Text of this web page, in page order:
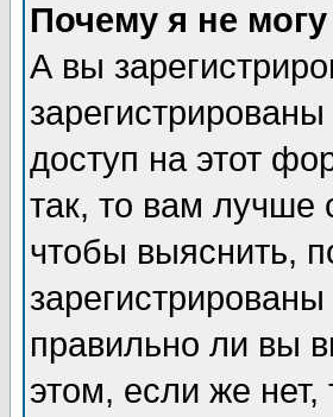
Почему я не
А вы
доступ на этот
так, то вам лучше
чтобы выяснить,
правильно ли вы
этом, если же